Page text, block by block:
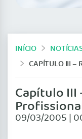
INÍCIO
CAPÍTULO III –
Capítulo III
09/03/2005 |